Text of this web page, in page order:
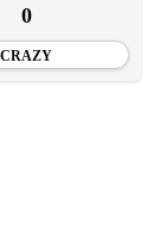
0
CRAZY